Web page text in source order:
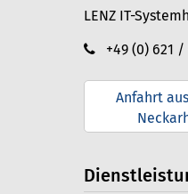
LENZ IT-
+49 (0) 621 /
Anfahrt